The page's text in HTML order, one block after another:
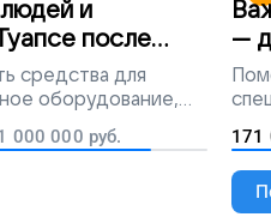
и
после
средства для
оборудование,
и предметы первой
000 000 руб.
—
171